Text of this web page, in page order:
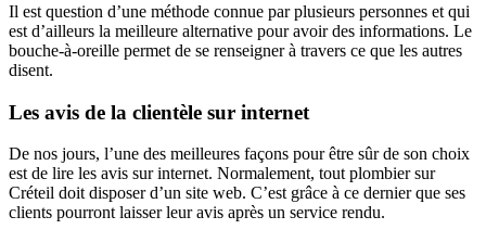
Il est question d’une méthode connue par plusieurs personnes et qui
est d’ailleurs la meilleure alternative pour avoir des informations. Le
bouche-à-oreille permet de se renseigner à travers ce que les autres
disent.
Les avis de la clientèle sur internet
De nos jours, l’une des meilleures façons pour être sûr de son choix
est de lire les avis sur internet. Normalement, tout plombier sur
Créteil doit disposer d’un site web. C’est grâce à ce dernier que ses
clients pourront laisser leur avis après un service rendu.